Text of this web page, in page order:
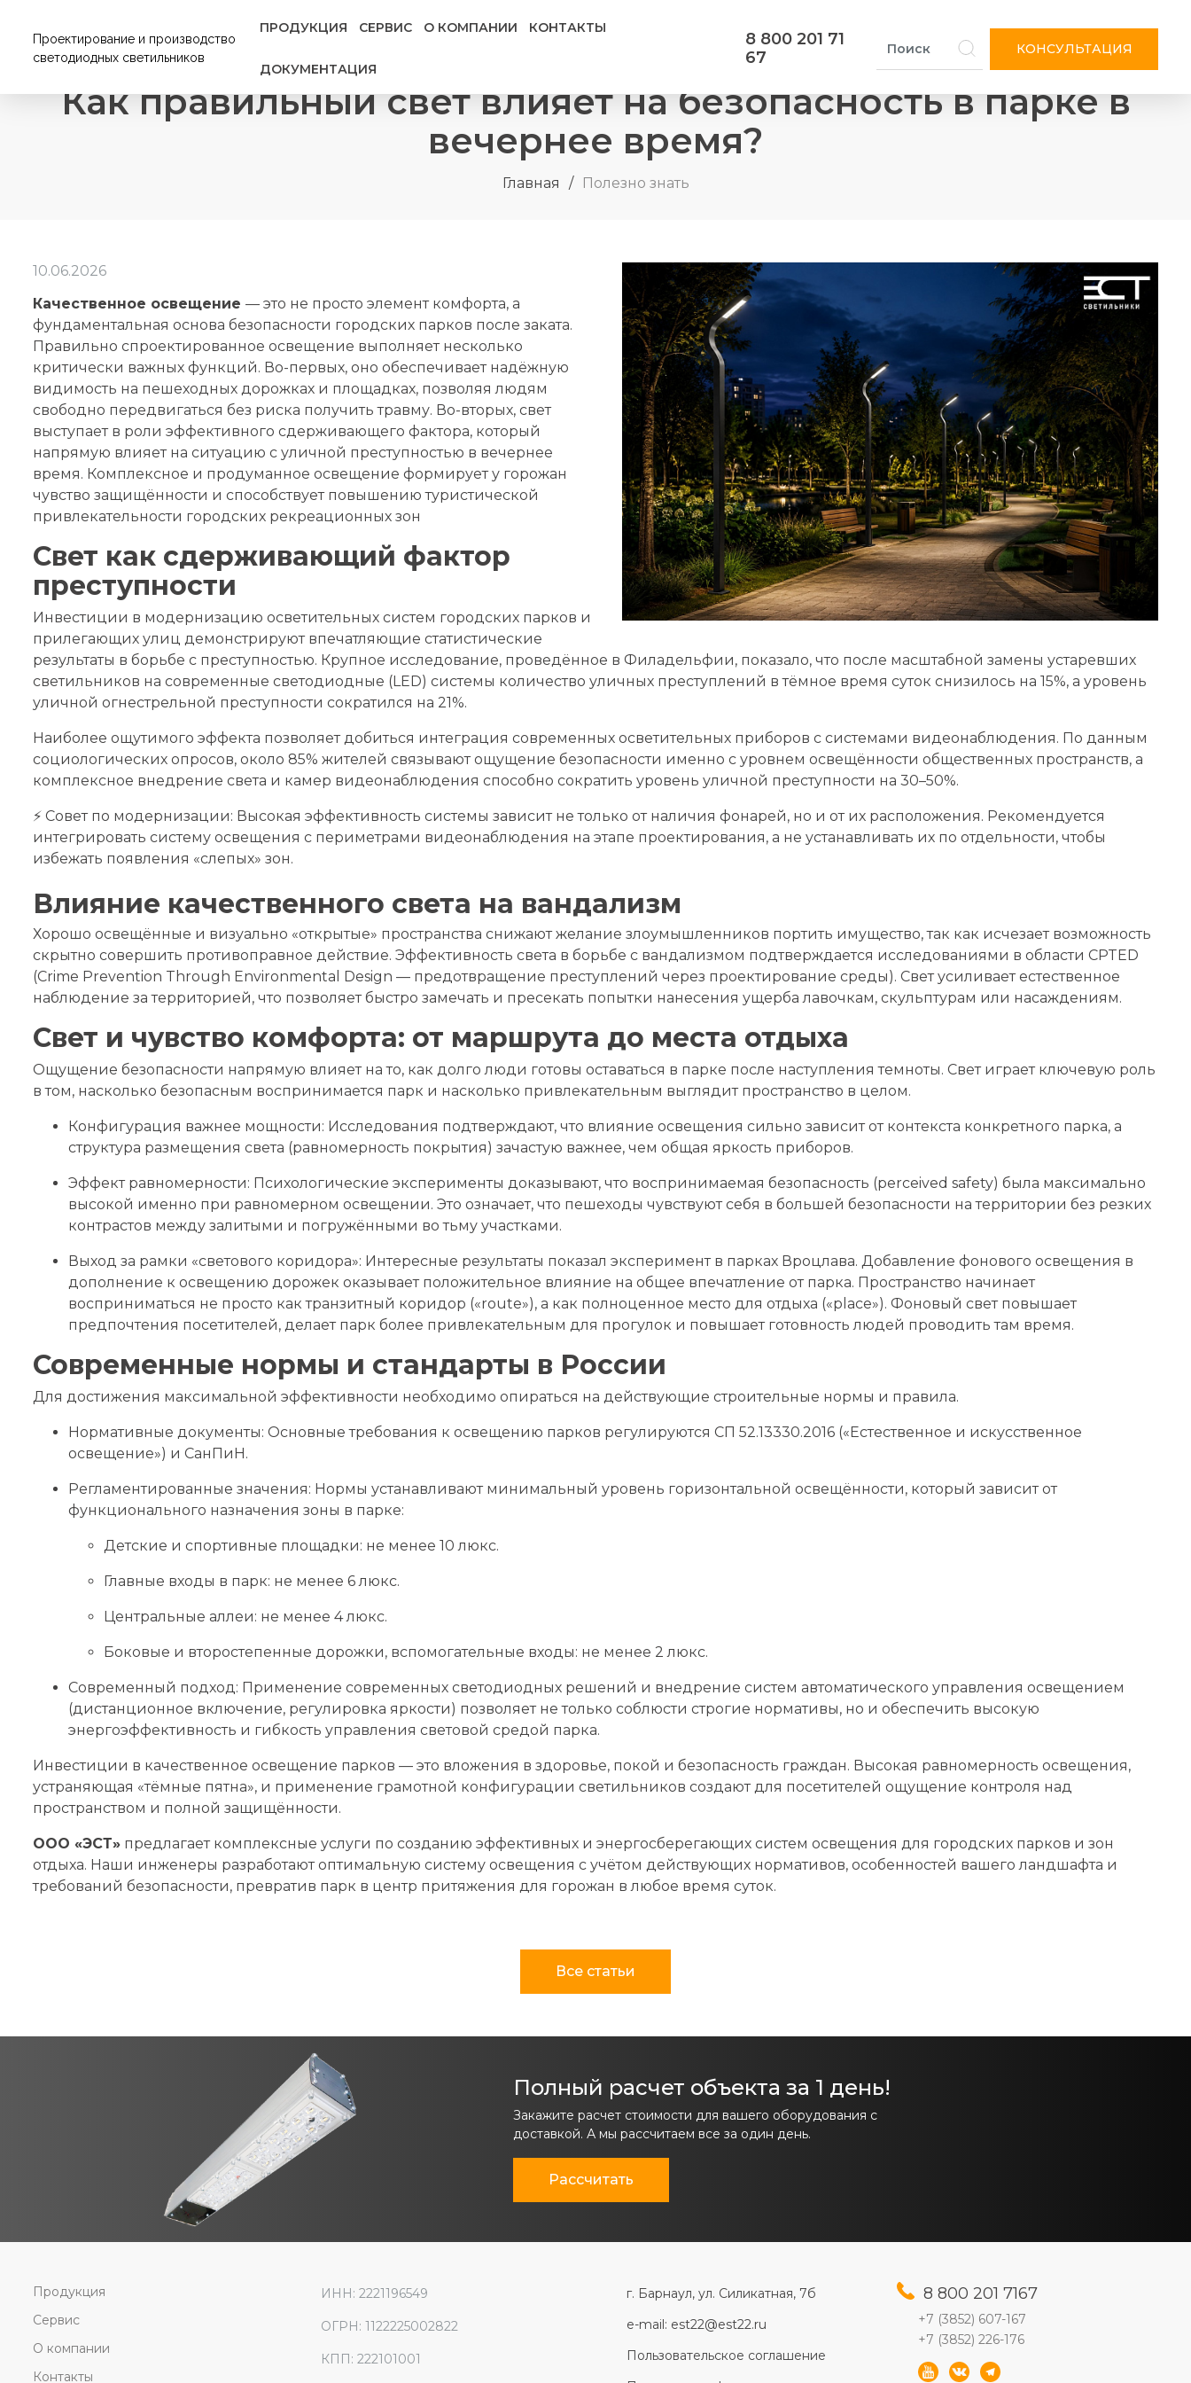
Проектирование и производство
светодиодных светильников
ПРОДУКЦИЯ СЕРВИС О КОМПАНИИ КОНТАКТЫ
ДОКУМЕНТАЦИЯ
8 800 201 71
67
КОНСУЛЬТАЦИЯ
Как правильный свет влияет на безопасность в парке в
вечернее время?
Главная / Полезно знать
10.06.2026
Качественное освещение — это не просто элемент комфорта, а
фундаментальная основа безопасности городских парков после заката.
Правильно спроектированное освещение выполняет несколько
критически важных функций. Во-первых, оно обеспечивает надёжную
видимость на пешеходных дорожках и площадках, позволяя людям
свободно передвигаться без риска получить травму. Во-вторых, свет
выступает в роли эффективного сдерживающего фактора, который
напрямую влияет на ситуацию с уличной преступностью в вечернее
время. Комплексное и продуманное освещение формирует у горожан
чувство защищённости и способствует повышению туристической
привлекательности городских рекреационных зон
Свет как сдерживающий фактор
преступности
Инвестиции в модернизацию осветительных систем городских парков и
прилегающих улиц демонстрируют впечатляющие статистические
результаты в борьбе с преступностью. Крупное исследование, проведённое в Филадельфии, показало, что после масштабной замены устаревших
светильников на современные светодиодные (LED) системы количество уличных преступлений в тёмное время суток снизилось на 15%, а уровень
уличной огнестрельной преступности сократился на 21%.
Наиболее ощутимого эффекта позволяет добиться интеграция современных осветительных приборов с системами видеонаблюдения. По данным
социологических опросов, около 85% жителей связывают ощущение безопасности именно с уровнем освещённости общественных пространств, а
комплексное внедрение света и камер видеонаблюдения способно сократить уровень уличной преступности на 30–50%.
⚡️ Совет по модернизации: Высокая эффективность системы зависит не только от наличия фонарей, но и от их расположения. Рекомендуется
интегрировать систему освещения с периметрами видеонаблюдения на этапе проектирования, а не устанавливать их по отдельности, чтобы
избежать появления «слепых» зон.
Влияние качественного света на вандализм
Хорошо освещённые и визуально «открытые» пространства снижают желание злоумышленников портить имущество, так как исчезает возможность
скрытно совершить противоправное действие. Эффективность света в борьбе с вандализмом подтверждается исследованиями в области CPTED
(Crime Prevention Through Environmental Design — предотвращение преступлений через проектирование среды). Свет усиливает естественное
наблюдение за территорией, что позволяет быстро замечать и пресекать попытки нанесения ущерба лавочкам, скульптурам или насаждениям.
Свет и чувство комфорта: от маршрута до места отдыха
Ощущение безопасности напрямую влияет на то, как долго люди готовы оставаться в парке после наступления темноты. Свет играет ключевую роль
в том, насколько безопасным воспринимается парк и насколько привлекательным выглядит пространство в целом.
Конфигурация важнее мощности: Исследования подтверждают, что влияние освещения сильно зависит от контекста конкретного парка, а
структура размещения света (равномерность покрытия) зачастую важнее, чем общая яркость приборов.
Эффект равномерности: Психологические эксперименты доказывают, что воспринимаемая безопасность (perceived safety) была максимально
высокой именно при равномерном освещении. Это означает, что пешеходы чувствуют себя в большей безопасности на территории без резких
контрастов между залитыми и погружёнными во тьму участками.
Выход за рамки «светового коридора»: Интересные результаты показал эксперимент в парках Вроцлава. Добавление фонового освещения в
дополнение к освещению дорожек оказывает положительное влияние на общее впечатление от парка. Пространство начинает
восприниматься не просто как транзитный коридор («route»), а как полноценное место для отдыха («place»). Фоновый свет повышает
предпочтения посетителей, делает парк более привлекательным для прогулок и повышает готовность людей проводить там время.
Современные нормы и стандарты в России
Для достижения максимальной эффективности необходимо опираться на действующие строительные нормы и правила.
Нормативные документы: Основные требования к освещению парков регулируются СП 52.13330.2016 («Естественное и искусственное
освещение») и СанПиН.
Регламентированные значения: Нормы устанавливают минимальный уровень горизонтальной освещённости, который зависит от
функционального назначения зоны в парке:
Детские и спортивные площадки: не менее 10 люкс.
Главные входы в парк: не менее 6 люкс.
Центральные аллеи: не менее 4 люкс.
Боковые и второстепенные дорожки, вспомогательные входы: не менее 2 люкс.
Современный подход: Применение современных светодиодных решений и внедрение систем автоматического управления освещением
(дистанционное включение, регулировка яркости) позволяет не только соблюсти строгие нормативы, но и обеспечить высокую
энергоэффективность и гибкость управления световой средой парка.
Инвестиции в качественное освещение парков — это вложения в здоровье, покой и безопасность граждан. Высокая равномерность освещения,
устраняющая «тёмные пятна», и применение грамотной конфигурации светильников создают для посетителей ощущение контроля над
пространством и полной защищённости.
ООО «ЭСТ» предлагает комплексные услуги по созданию эффективных и энергосберегающих систем освещения для городских парков и зон
отдыха. Наши инженеры разработают оптимальную систему освещения с учётом действующих нормативов, особенностей вашего ландшафта и
требований безопасности, превратив парк в центр притяжения для горожан в любое время суток.
Все статьи
Полный расчет объекта за 1 день!
Закажите расчет стоимости для вашего оборудования с
доставкой. А мы рассчитаем все за один день.
Рассчитать
Продукция
Сервис
О компании
Контакты
ИНН: 2221196549
ОГРН: 1122225002822
КПП: 222101001
г. Барнаул, ул. Силикатная, 7б
e-mail: est22@est22.ru
Пользовательское соглашение
8 800 201 7167
+7 (3852) 607-167
+7 (3852) 226-176